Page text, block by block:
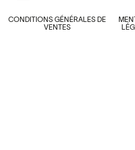
CONDITIONS GÉNÉRALES DE
VENTES